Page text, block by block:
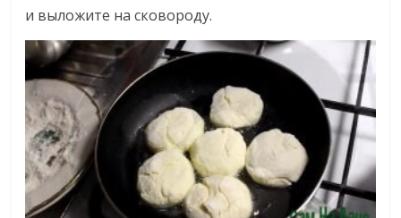
и выложите на сковороду.